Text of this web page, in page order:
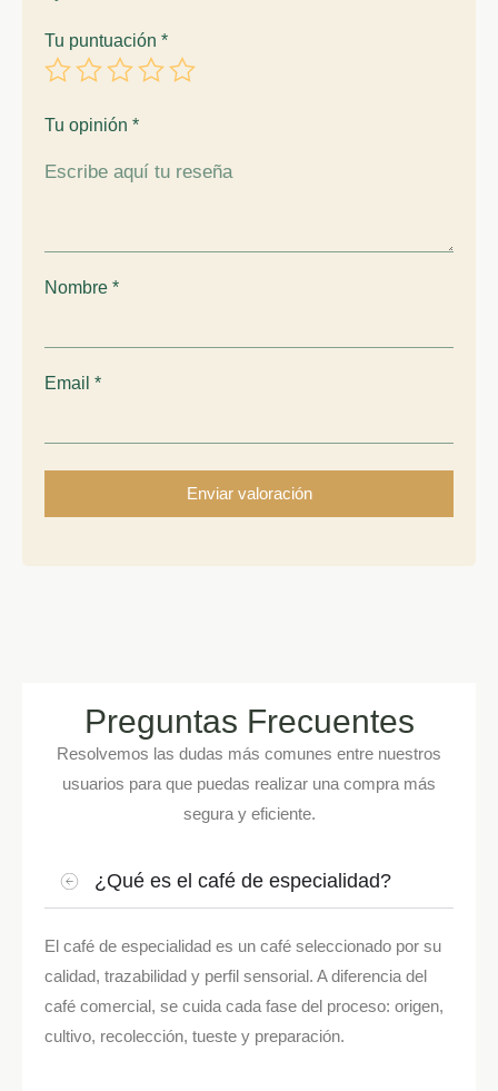
Tu puntuación *
Tu opinión *
Nombre *
Email *
Preguntas Frecuentes
Resolvemos las dudas más comunes entre nuestros
usuarios para que puedas realizar una compra más
segura y eficiente.
¿Qué es el café de especialidad?
El café de especialidad es un café seleccionado por su
calidad, trazabilidad y perfil sensorial. A diferencia del
café comercial, se cuida cada fase del proceso: origen,
cultivo, recolección, tueste y preparación.